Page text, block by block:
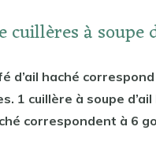
cuillères à soupe
d’ail haché
1 cuillère à soupe
correspondent à 6